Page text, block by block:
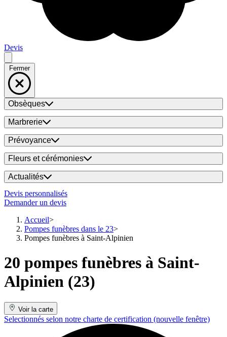
Devis
Fermer
Obsèques
Marbrerie
Prévoyance
Fleurs et cérémonies
Actualités
Devis personnalisés
Demander un devis
Accueil
Pompes funèbres dans le 23
Pompes funèbres à Saint-Alpinien
20 pompes funèbres à Saint-
Alpinien (23)
Voir la carte
Selectionnés selon notre charte de certification (nouvelle fenêtre)